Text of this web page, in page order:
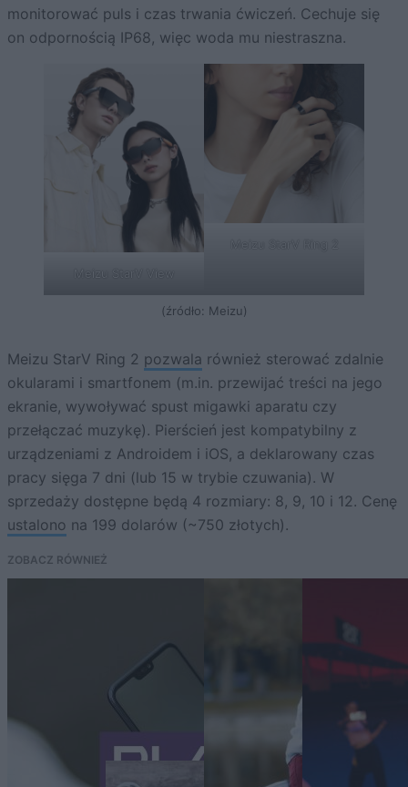
monitorować puls i czas trwania ćwiczeń. Cechuje się
on odpornością IP68, więc woda mu niestraszna.
Meizu StarV View
Meizu StarV Ring 2
(źródło: Meizu)
Meizu StarV Ring 2 pozwala również sterować zdalnie
okularami i smartfonem (m.in. przewijać treści na jego
ekranie, wywoływać spust migawki aparatu czy
przełączać muzykę). Pierścień jest kompatybilny z
urządzeniami z Androidem i iOS, a deklarowany czas
pracy sięga 7 dni (lub 15 w trybie czuwania). W
sprzedaży dostępne będą 4 rozmiary: 8, 9, 10 i 12. Cenę
ustalono na 199 dolarów (~750 złotych).
ZOBACZ RÓWNIEŻ